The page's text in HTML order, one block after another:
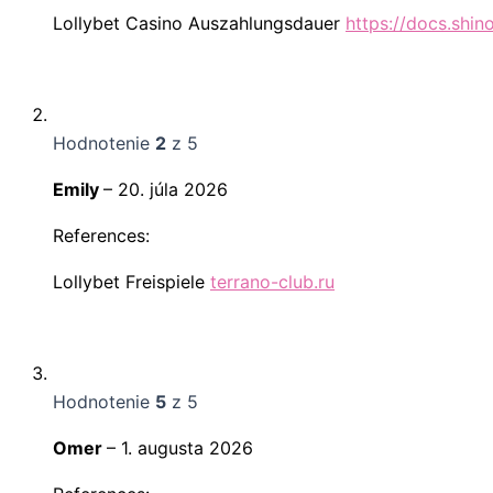
Lollybet Casino Auszahlungsdauer https://
Hodnotenie 2 z 5
Emily – 20. júla 2026
References:
Lollybet Freispiele terrano-club.ru
Hodnotenie 5 z 5
Omer – 1. augusta 2026